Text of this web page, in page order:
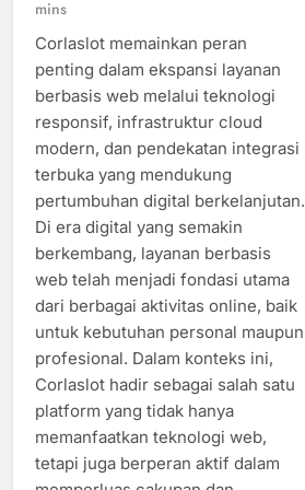
mins
Corlaslot memainkan peran
penting dalam ekspansi layanan
berbasis web melalui teknologi
responsif, infrastruktur cloud
modern, dan pendekatan integrasi
terbuka yang mendukung
pertumbuhan digital berkelanjutan.
Di era digital yang semakin
berkembang, layanan berbasis
web telah menjadi fondasi utama
dari berbagai aktivitas online, baik
untuk kebutuhan personal maupun
profesional. Dalam konteks ini,
Corlaslot hadir sebagai salah satu
platform yang tidak hanya
memanfaatkan teknologi web,
tetapi juga berperan aktif dalam